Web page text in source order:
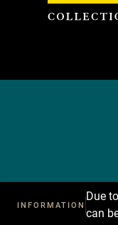
INFORMATION
Due
can
Cookies management